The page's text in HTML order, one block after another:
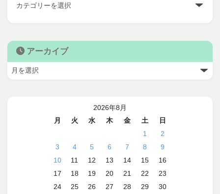
アーカイブ
2026年8月
月
火 水 木 金 土
日
1
2
3
4 5 6 7 8
9
10
11 12 13 14 15
16
17
18 19 20 21 22
23
24
25 26 27 28 29
30